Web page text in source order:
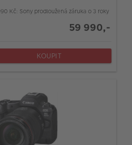
Kč: Sony prodloužená záruka o 3 roky
59 990,-
KOUPIT